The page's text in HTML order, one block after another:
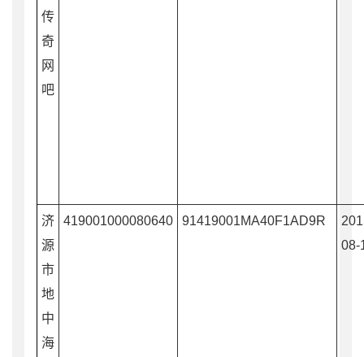
传
奇
网
吧
济
源
市
地
中
海
419001000080640 91419001MA40F1AD9R
08-